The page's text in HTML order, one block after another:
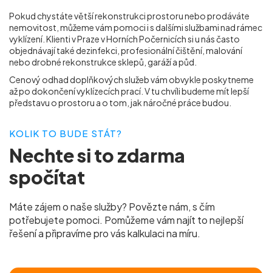
Pokud chystáte větší rekonstrukci prostoru nebo prodáváte
nemovitost, můžeme vám pomoci i s dalšími službami nad rámec
vyklízení. Klienti v Praze v Horních Počernicíchsi u nás často
objednávají také dezinfekci, profesionální čištění, malování
nebo drobné rekonstrukce sklepů, garáží a půd.
Cenový odhad doplňkových služeb vám obvykle poskytneme
až po dokončení vyklízecích prací. V tu chvíli budeme mít lepší
představu o prostoru a o tom, jak náročné práce budou.
KOLIK TO BUDE STÁT?
Nechte si tozdarma
spočítat
Máte zájem o naše služby? Povězte nám, s čím
potřebujete pomoci. Pomůžeme vám najít to nejlepší
řešení a připravíme pro váskalkulaci na míru.